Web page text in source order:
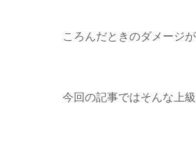
ころんだときのダメージ
今回の記事ではそんな上